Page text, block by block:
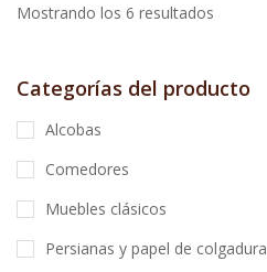
Mostrando los 6 resultados
Categorías del producto
Alcobas
Comedores
Muebles clásicos
Persianas y papel de colgadura